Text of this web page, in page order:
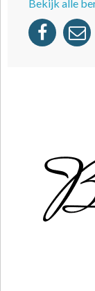
Bekijk alle